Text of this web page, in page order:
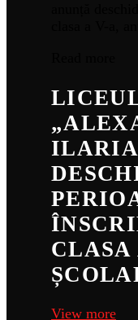
CLASA
View more